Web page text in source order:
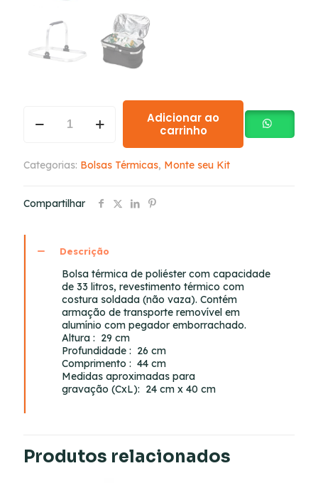
Adicionar ao
carrinho
Categorias: Bolsas Térmicas, Monte seu Kit
Compartilhar
Descrição
Bolsa térmica de poliéster com capacidade
de 33 litros, revestimento térmico com
costura soldada (não vaza). Contém
armação de transporte removível em
alumínio com pegador emborrachado.
Altura : 29 cm
Profundidade : 26 cm
Comprimento : 44 cm
Medidas aproximadas para
gravação (CxL): 24 cm x 40 cm
Produtos relacionados